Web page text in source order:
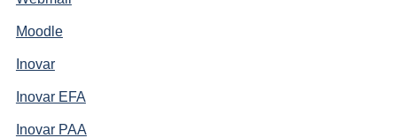
Moodle
Inovar
Inovar EFA
Inovar PAA